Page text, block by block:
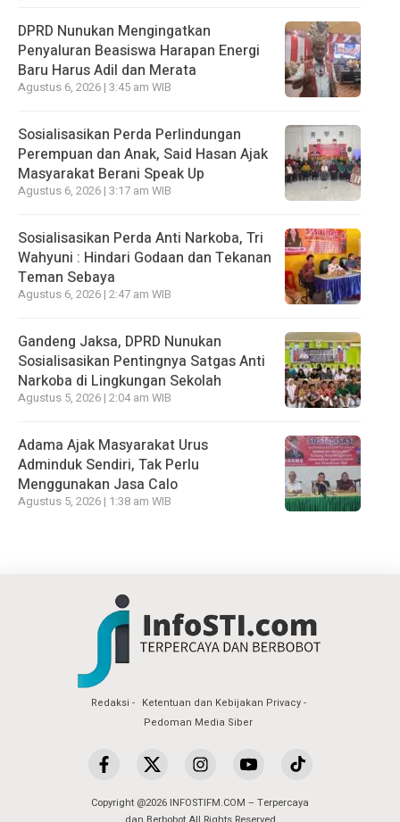
DPRD Nunukan Mengingatkan
Penyaluran Beasiswa Harapan Energi
Baru Harus Adil dan Merata
Agustus 6, 2026 | 3:45 am WIB
Sosialisasikan Perda Perlindungan
Perempuan dan Anak, Said Hasan Ajak
Masyarakat Berani Speak Up
Agustus 6, 2026 | 3:17 am WIB
Sosialisasikan Perda Anti Narkoba, Tri
Wahyuni : Hindari Godaan dan Tekanan
Teman Sebaya
Agustus 6, 2026 | 2:47 am WIB
Gandeng Jaksa, DPRD Nunukan
Sosialisasikan Pentingnya Satgas Anti
Narkoba di Lingkungan Sekolah
Agustus 5, 2026 | 2:04 am WIB
Adama Ajak Masyarakat Urus
Adminduk Sendiri, Tak Perlu
Menggunakan Jasa Calo
Agustus 5, 2026 | 1:38 am WIB
Redaksi
Ketentuan dan Kebijakan Privacy
Pedoman Media Siber
Copyright @2026 INFOSTIFM.COM – Terpercaya